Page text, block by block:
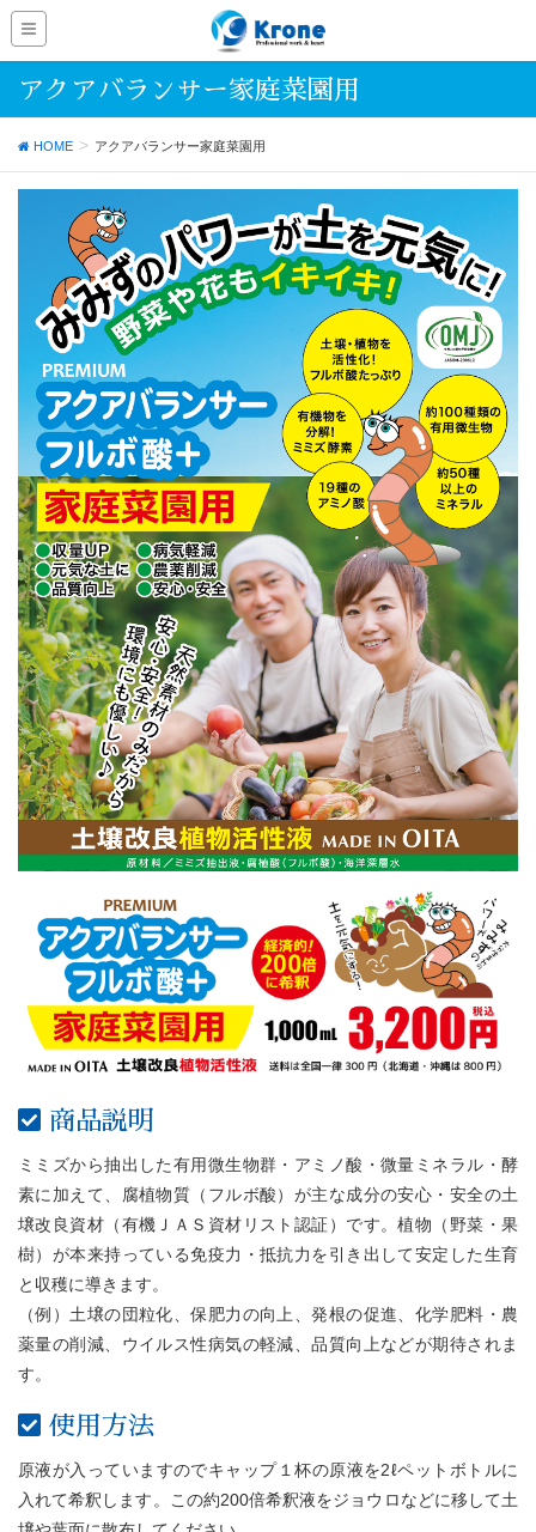
アクアバランサー家庭菜園用
HOME アクアバランサー家庭菜園用
商品説明
ミミズから抽出した有用微生物群・アミノ酸・微量ミネラル・酵
素に加えて、腐植物質（フルボ酸）が主な成分の安心・安全の土
壌改良資材（有機ＪＡＳ資材リスト認証）です。植物（野菜・果
樹）が本来持っている免疫力・抵抗力を引き出して安定した生育
と収穫に導きます。
（例）土壌の団粒化、保肥力の向上、発根の促進、化学肥料・農
薬量の削減、ウイルス性病気の軽減、品質向上などが期待されま
す。
使用方法
原液が入っていますのでキャップ１杯の原液を2ℓペットボトルに
入れて希釈します。この約200倍希釈液をジョウロなどに移して土